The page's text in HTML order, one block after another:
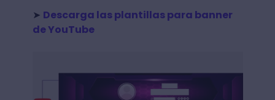
➤ Descarga las plantillas para banner
de YouTube